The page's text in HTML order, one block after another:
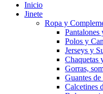
Inicio
Jinete
Ropa y
Pantalones
Polos y
Jerseys y
Chaquetas
Gorras,
Guantes
Calcetines